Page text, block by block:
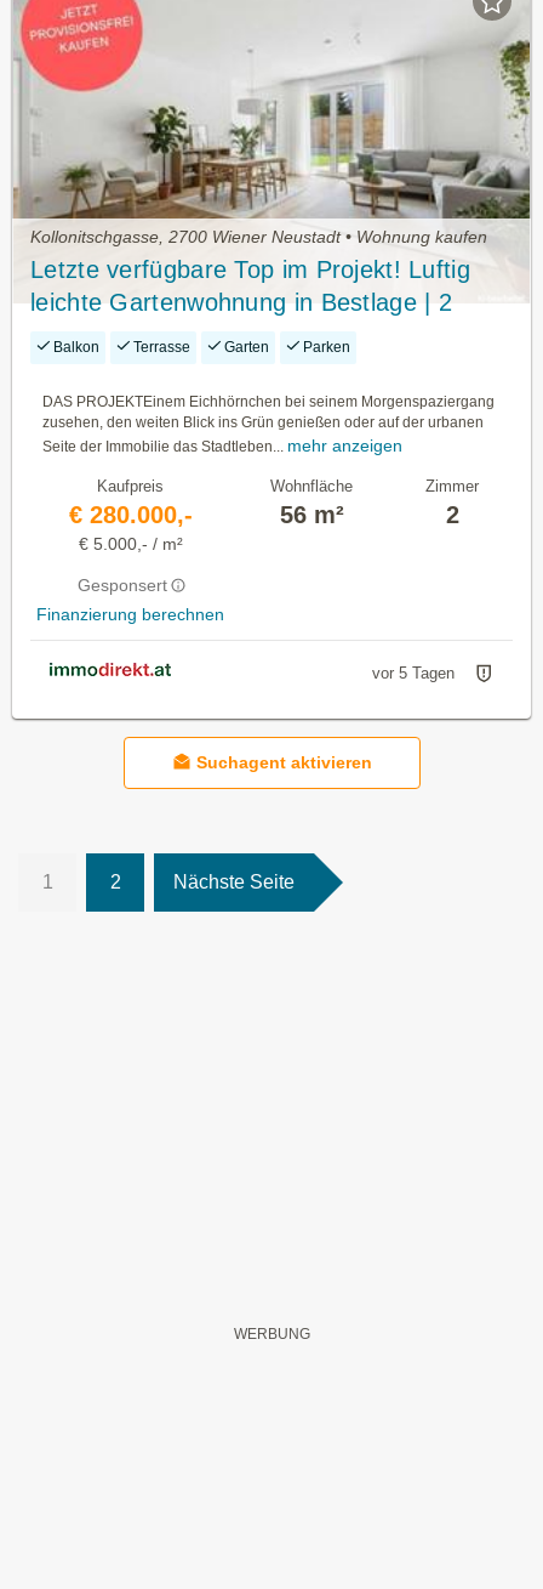
Kollonitschgasse, 2700 Wiener Neustadt • Wohnung kaufen
Letzte verfügbare Top im Projekt! Luftig
leichte Gartenwohnung in Bestlage | 2
Zimmer | Nächst Innenstadt und Bahnhof
Balkon Terrasse Garten Parken
DAS PROJEKTEinem Eichhörnchen bei seinem Morgenspaziergang
zusehen, den weiten Blick ins Grün genießen oder auf der urbanen
Seite der Immobilie das Stadtleben...
mehr anzeigen
Kaufpreis
€ 280.000,-
€ 5.000,- / m²
Gesponsert
Finanzierung berechnen
Wohnfläche
56 m²
Zimmer
2
vor 5 Tagen
Suchagent aktivieren
1 2 Nächste Seite